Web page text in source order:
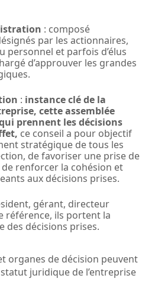
: composé
par les actionnaires,
personnel et parfois d’élus
d’approuver les grandes
: instance clé de la
cette assemblée
prennent les décisions
ce conseil a pour objectif
stratégique de tous les
de favoriser une prise de
renforcer la cohésion et
aux décisions prises.
gérant, directeur
référence, ils portent la
des décisions prises.
organes de décision peuvent
juridique de l’entreprise